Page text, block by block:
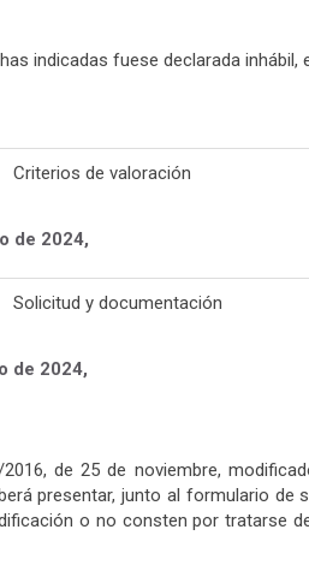
indicadas fuese declarada
Criterios de valoración
de 2024,
Solicitud y documentación
de 2024,
de 25 de noviembre,
presentar, junto al formulario
o no consten por tratarse